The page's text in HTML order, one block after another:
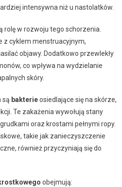
intensywna niż u nastolatków.
rolę w rozwoju tego schorzenia.
z cyklem menstruacyjnym,
objawy. Dodatkowo przewlekły
co wpływa na wydzielanie
skóry.
są bakterieosiedlające się na skórze,
Te zakażenia wywołują stany
oraz krostami pełnymi ropy.
takie jak zanieczyszczenie
również przyczyniają się do
obejmują: